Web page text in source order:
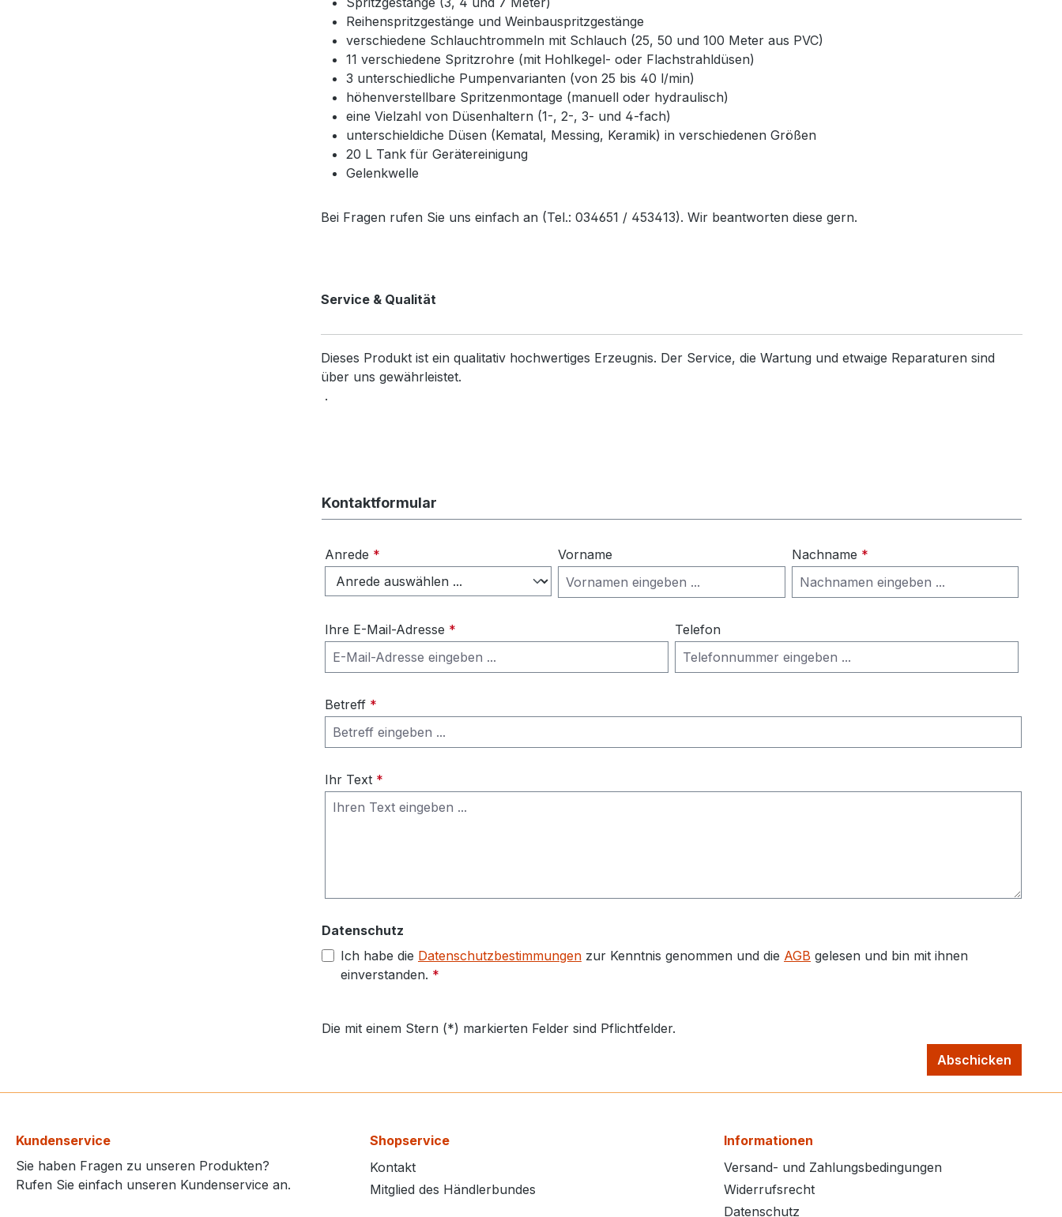
Reihenspritzgestänge und Weinbauspritzgestänge
verschiedene Schlauchtrommeln mit Schlauch (25, 50 und 100 Meter aus PVC)
11 verschiedene Spritzrohre (mit Hohlkegel- oder Flachstrahldüsen)
3 unterschiedliche Pumpenvarianten (von 25 bis 40 l/min)
höhenverstellbare Spritzenmontage (manuell oder hydraulisch)
eine Vielzahl von Düsenhaltern (1-, 2-, 3- und 4-fach)
unterschieldiche Düsen (Kematal, Messing, Keramik) in verschiedenen Größen
20 L Tank für Gerätereinigung
Gelenkwelle
Bei Fragen rufen Sie uns einfach an (Tel.: 034651 / 453413). Wir beantworten diese gern.
Service & Qualität
Dieses Produkt ist ein qualitativ hochwertiges Erzeugnis. Der Service, die Wartung und etwaige Reparaturen sind
über uns gewährleistet.
.
Kontaktformular
Anrede * Vorname Nachname *
Ihre E-Mail-Adresse * Telefon
Betreff *
Ihr Text *
Datenschutz
Ich habe die Datenschutzbestimmungen zur Kenntnis genommen und die AGB gelesen und bin mit ihnen
einverstanden. *
Die mit einem Stern (*) markierten Felder sind Pflichtfelder.
Abschicken
Kundenservice
Sie haben Fragen zu unseren Produkten?
Rufen Sie einfach unseren Kundenservice an.
Shopservice
Kontakt
Mitglied des Händlerbundes
Informationen
Versand- und Zahlungsbedingungen
Widerrufsrecht
Datenschutz